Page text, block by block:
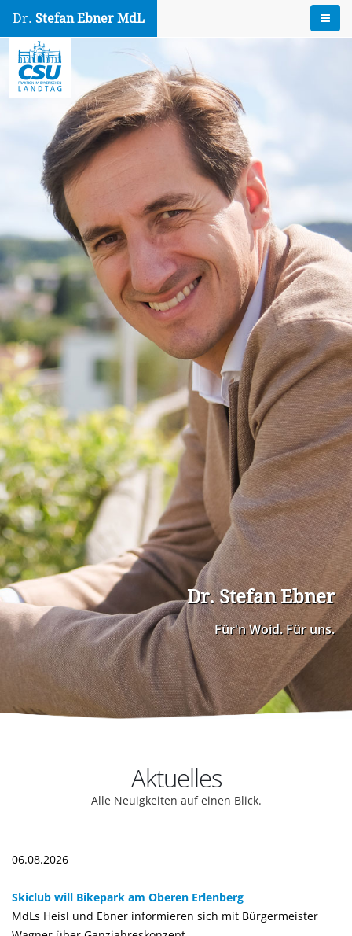
Dr. Stefan Ebner MdL
Dr. Stefan Ebner
Für'n Woid. Für uns.
Aktuelles
Alle Neuigkeiten auf einen Blick.
06.08.2026
Skiclub will Bikepark am Oberen Erlenberg
MdLs Heisl und Ebner informieren sich mit Bürgermeister